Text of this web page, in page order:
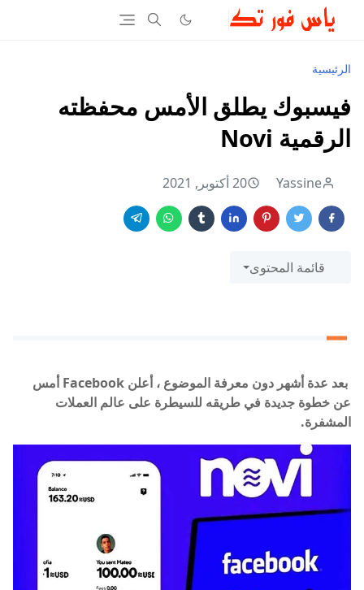
الرئيسية
فيسبوك يطلق الأمس محفظته
الرقمية Novi
Yassine 20 أكتوبر, 2021
قائمة المحتوى
بعد عدة أشهر دون معرفة الموضوع ، أعلن Facebook أمس
عن خطوة جديدة في طريقه للسيطرة على عالم العملات
المشفرة.